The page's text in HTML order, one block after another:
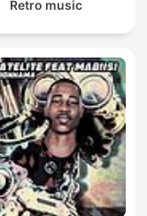
Retro music